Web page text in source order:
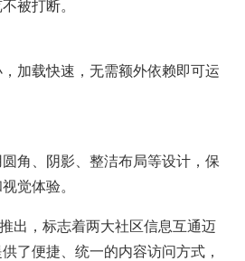
被打断。
加载快速，无需额外依赖即可运
角、阴影、整洁布局等设计，保
觉体验。
出，标志着两大社区信息互通迈
了便捷、统一的内容访问方式，